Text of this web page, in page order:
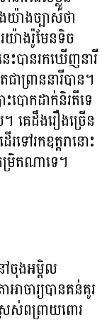
ាងច្បាស់ថា
យ៉ាងរ៉ូមែនទិច
ះបានរកឃើញនារី
ព្រាននារីបាន។
បោកដាក់និរតីទេ
គេដឹងរឿងច្រើន
ទៅរកឧត្តរានោះ
រិតណាទេ។
ៅចុងអម្ពិល
ាចារ្យបានគន់គូរ
ពព្រាយពោរ